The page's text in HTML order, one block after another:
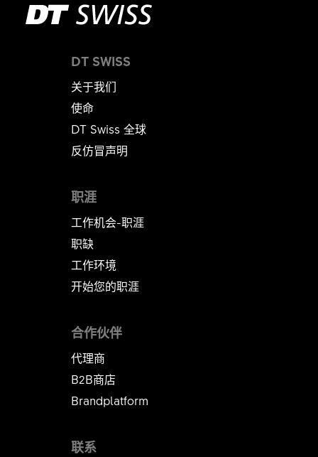
DT SWISS
关于我们
使命
DT Swiss 全球
反仿冒声明
职涯
工作机会-职涯
职缺
工作环境
开始您的职涯
联系
合作伙伴
代理商
B2B商店
Brandplatform